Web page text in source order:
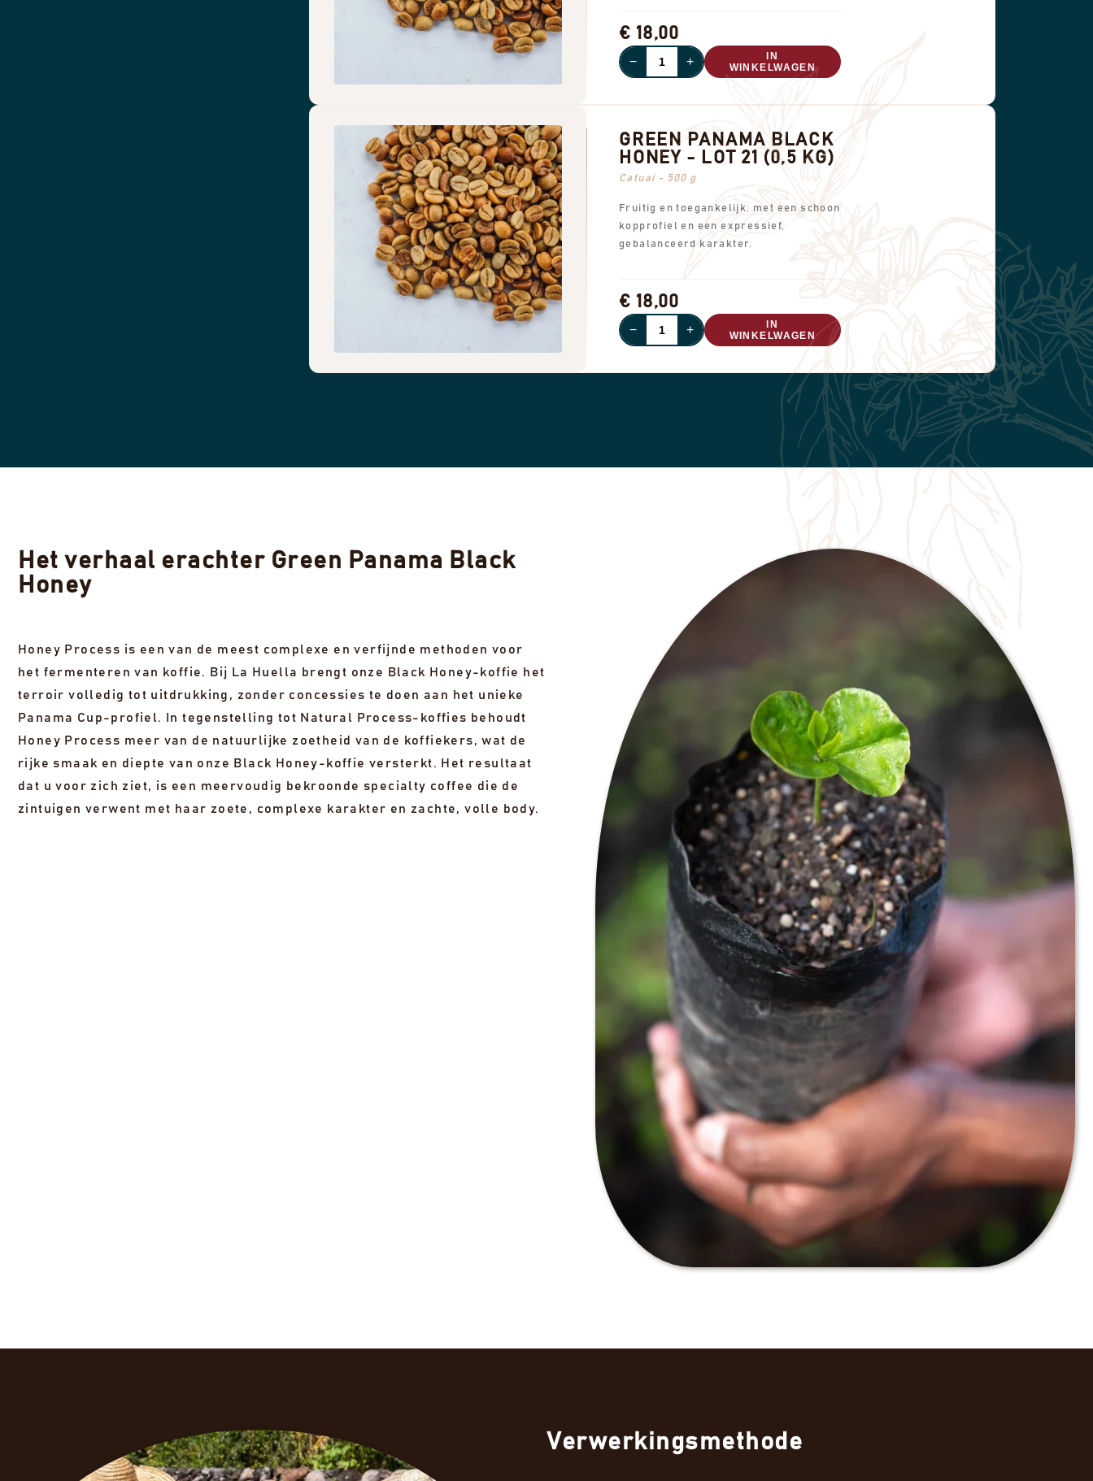
€ 18,00
− +
IN
WINKELWAGEN
GREEN PANAMA BLACK
HONEY - LOT 21 (0,5 KG)
Catuai - 500 g
Fruitig en toegankelijk, met een schoon
kopprofiel en een expressief,
gebalanceerd karakter.
€ 18,00
− +
IN
WINKELWAGEN
Het verhaal erachter Green Panama Black
Honey
Honey Process is een van de meest complexe en verfijnde methoden voor
het fermenteren van koffie. Bij La Huella brengt onze Black Honey-koffie het
terroir volledig tot uitdrukking, zonder concessies te doen aan het unieke
Panama Cup-profiel. In tegenstelling tot Natural Process-koffies behoudt
Honey Process meer van de natuurlijke zoetheid van de koffiekers, wat de
rijke smaak en diepte van onze Black Honey-koffie versterkt. Het resultaat
dat u voor zich ziet, is een meervoudig bekroonde specialty coffee die de
zintuigen verwent met haar zoete, complexe karakter en zachte, volle body.
Verwerkingsmethode